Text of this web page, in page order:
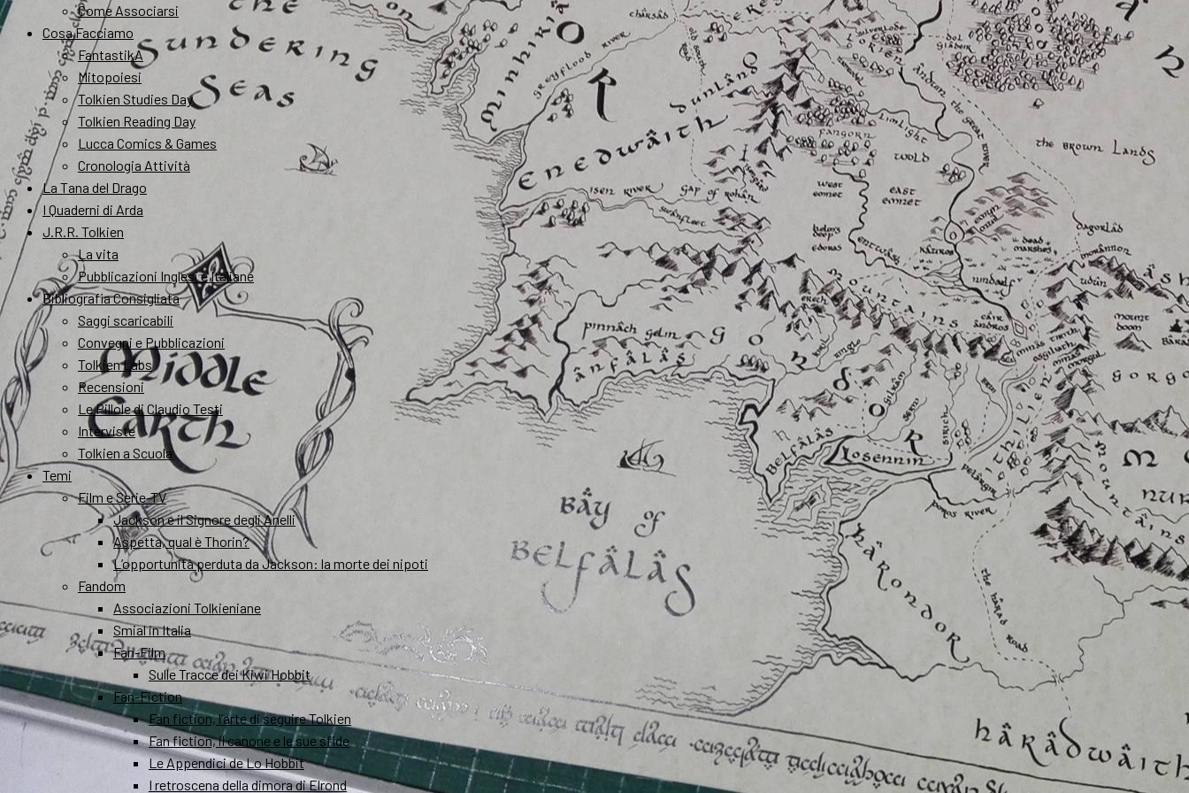
Come Associarsi
Cosa Facciamo
FantastikA
Mitopoiesi
Tolkien Studies Day
Tolkien Reading Day
Lucca Comics & Games
Cronologia Attività
La Tana del Drago
I Quaderni di Arda
J.R.R. Tolkien
La vita
Pubblicazioni Inglesi e Italiane
Bibliografia Consigliata
Saggi scaricabili
Convegni e Pubblicazioni
Tolkien Labs
Recensioni
Le Pillole di Claudio Testi
Interviste
Tolkien a Scuola
Temi
Film e Serie-TV
Jackson e il Signore degli Anelli
Aspetta, qual è Thorin?
L’opportunità perduta da Jackson: la morte dei nipoti
Fandom
Associazioni Tolkieniane
Smial in Italia
Fan-Film
Sulle Tracce dei Kiwi Hobbit
Fan-Fiction
Fan fiction, l’arte di seguire Tolkien
Fan fiction, il canone e le sue sfide
Le Appendici de Lo Hobbit
I retroscena della dimora di Elrond